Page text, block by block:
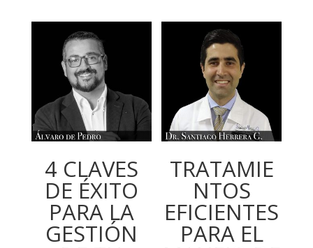
4 CLAVES
DE ÉXITO
PARA LA
GESTIÓN
TRATAMIE
NTOS
EFICIENTES
PARA EL